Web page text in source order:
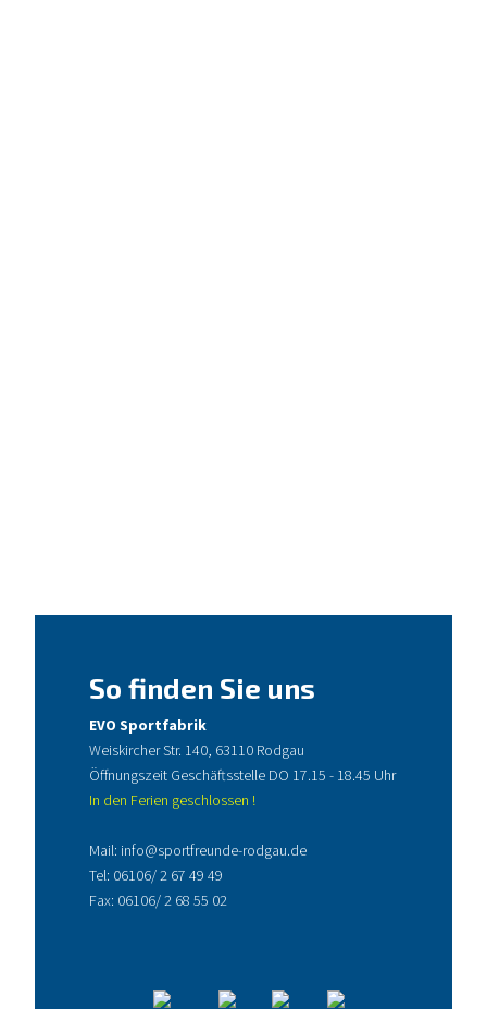
So finden Sie uns
EVO Sportfabrik
Weiskircher Str. 140, 63110 Rodgau
Öffnungszeit Geschäftsstelle DO 17.15 - 18.45 Uhr
In den Ferien geschlossen !
Mail: info@sportfreunde-rodgau.de
Tel: 06106/ 2 67 49 49
Fax: 06106/ 2 68 55 02